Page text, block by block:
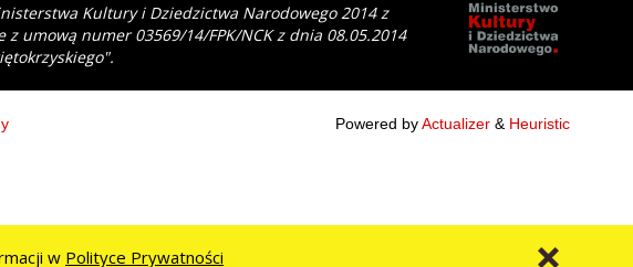
Kultury i Dziedzictwa Narodowego 2014 z
numer 03569/14/FPK/NCK z dnia 08.05.2014
Powered byActualizer & Heuristic
w Polityce Prywatności